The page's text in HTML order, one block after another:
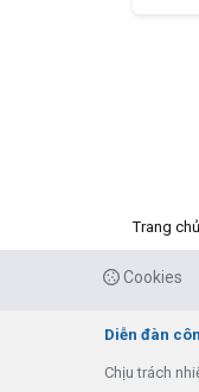
Trang chủ
Cookies
Diễn đàn
Chịu trách